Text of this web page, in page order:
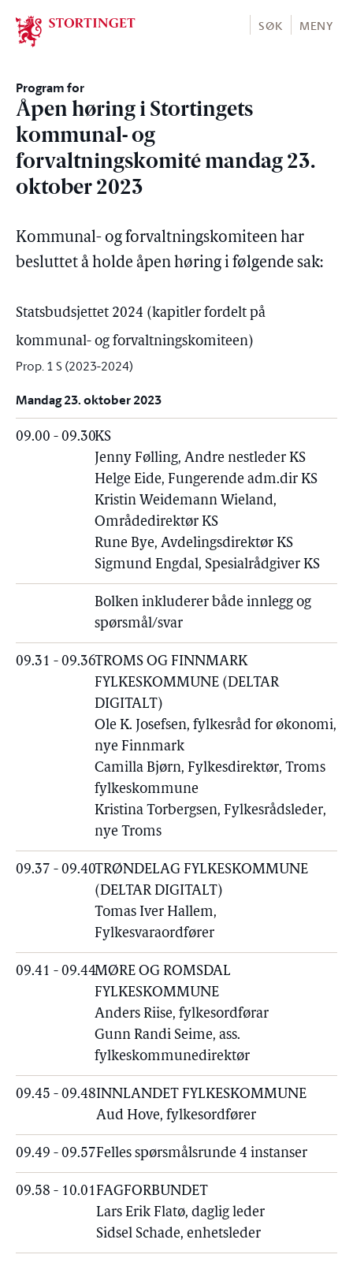
Stortinget.no
SØK MENY
Program for
Åpen høring i Stortingets
kommunal- og
forvaltningskomité mandag 23.
oktober 2023
Kommunal- og forvaltningskomiteen har
besluttet å holde åpen høring i følgende sak:
Statsbudsjettet 2024 (kapitler fordelt på
kommunal- og forvaltningskomiteen)
Prop. 1 S (2023-2024)
Mandag 23. oktober 2023
09.00 - 09.30KS
Jenny Følling, Andre nestleder KS
Helge Eide, Fungerende adm.dir KS
Kristin Weidemann Wieland,
Områdedirektør KS
Rune Bye, Avdelingsdirektør KS
Sigmund Engdal, Spesialrådgiver KS
Bolken inkluderer både innlegg og
spørsmål/svar
09.31 - 09.36TROMS OG FINNMARK
FYLKESKOMMUNE (DELTAR
DIGITALT)
Ole K. Josefsen, fylkesråd for økonomi,
nye Finnmark
Camilla Bjørn, Fylkesdirektør, Troms
fylkeskommune
Kristina Torbergsen, Fylkesrådsleder,
nye Troms
09.37 - 09.40TRØNDELAG FYLKESKOMMUNE
(DELTAR DIGITALT)
Tomas Iver Hallem,
Fylkesvaraordfører
09.41 - 09.44MØRE OG ROMSDAL
FYLKESKOMMUNE
Anders Riise, fylkesordførar
Gunn Randi Seime, ass.
fylkeskommunedirektør
09.45 - 09.48INNLANDET FYLKESKOMMUNE
Aud Hove, fylkesordfører
09.49 - 09.57Felles spørsmålsrunde 4 instanser
09.58 - 10.01FAGFORBUNDET
Lars Erik Flatø, daglig leder
Sidsel Schade, enhetsleder